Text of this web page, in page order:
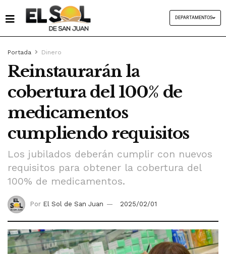
DEPARTAMENTOS
Portada Dinero
Reinstaurarán la
cobertura del 100% de
medicamentos
cumpliendo requisitos
Los jubilados deberán cumplir con nuevos
requisitos para obtener la cobertura del
100% de medicamentos.
Por El Sol de San Juan 2025/02/01